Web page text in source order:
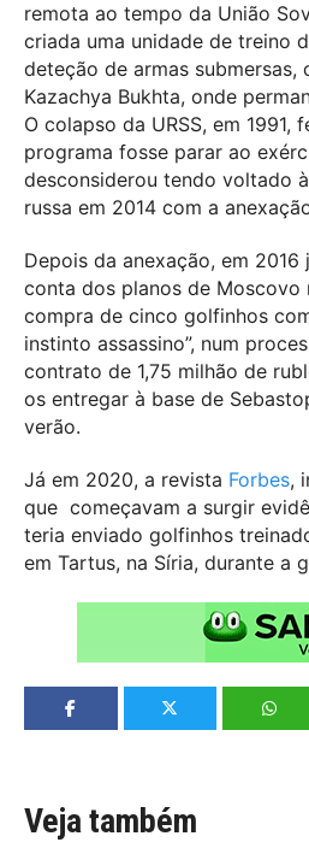
remota ao tempo da União
criada uma unidade de treino
deteção de armas submersas,
Kazachya Bukhta, onde
O colapso da URSS, em 1991,
programa fosse parar ao
desconsiderou tendo voltado
russa em 2014 com a
Depois da anexação, em 2016
conta dos planos de Moscovo
compra de cinco golfinhos
instinto assassino”, num
contrato de 1,75 milhão de
os entregar à base de
verão.
Já em 2020, a revista Forbes,
que começavam a surgir
teria enviado golfinhos
em Tartus, na Síria, durante a
Veja também